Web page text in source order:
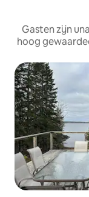
Gasten zijn
hoog